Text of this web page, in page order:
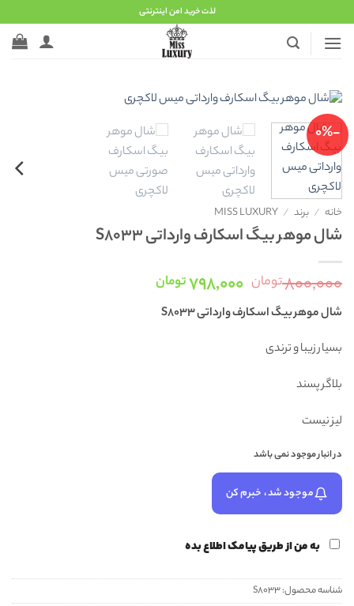
to
content
لذت خرید امن اینترنتی
-0%
خانه / برند /
MISS LUXURY
شال موهر بیگ اسکارف وارداتی S8033
۸۰۰,۰۰۰تومان قیمت
اصلی:
۸۰۰,۰۰۰ تومان
۷۹۸,۰۰۰تومانقیمت
شال موهر بیگ اسکارف وارداتی S8033
بسیار زیبا و ترندی
بلاگر پسند
لیز نیست
در انبار موجود نمی باشد
موجود شد، خبرم کن
به من از طریق پیامک اطلاع بده
شناسه محصول:S8033